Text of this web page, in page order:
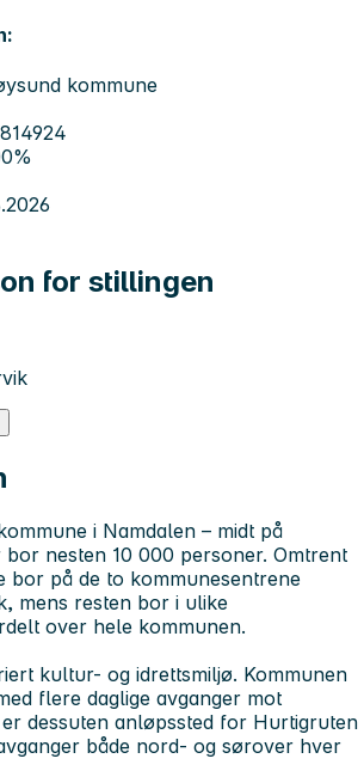
kommune
for stillingen
i Namdalen – midt på
nesten 10 000 personer. Omtrent
bor på de to kommunesentrene
mens resten bor i ulike
over hele kommunen.
kultur- og idrettsmiljø. Kommunen
flere daglige avganger mot
dessuten anløpssted for Hurtigruten
både nord- og sørover hver